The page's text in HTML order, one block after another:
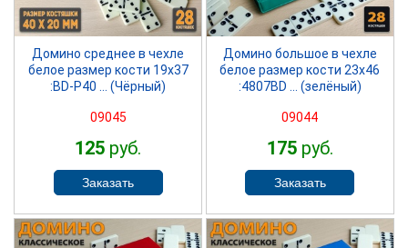
Домино среднее в чехле
белое размер кости 19х37
:BD-P40 ... (Чёрный)
09045
125 руб.
Домино большое в чехле
белое размер кости 23х46
:4807BD ... (зелёный)
09044
175руб.